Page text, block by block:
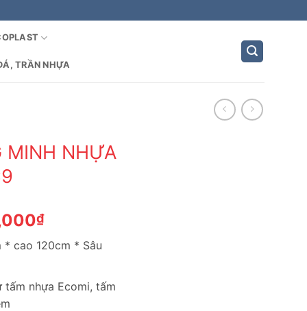
TRẦN NHỰA
MINH NHỰA
₫Giá
hiện
tại
1,690,000₫.
* cao 120cm * Sâu
nhựa Ecomi, tấm